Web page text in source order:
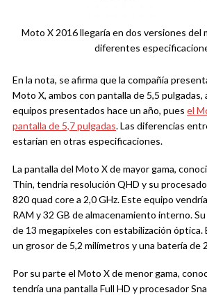
Moto X 2016 llegaría en dos versiones del
diferentes
En la nota, se afirma que la compañía
Moto X, ambos con pantalla de 5,5 pulgadas,
equipos presentados hace un año, pues el
pantalla de 5,7 pulgadas. Las diferencias
estarían en otras especificaciones.
La pantalla del Moto X de mayor gama,
Thin, tendría resolución QHD y su
820 quad core a 2,0 GHz. Este equipo
RAM y 32 GB de almacenamiento interno.
de 13 megapíxeles con estabilización
un grosor de 5,2 milímetros y una batería de
Por su parte el Moto X de menor gama,
tendría una pantalla Full HD y procesador